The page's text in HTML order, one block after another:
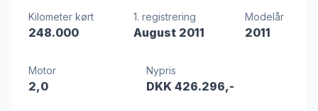
Kilometer kørt
248.000
1. registrering
August 2011
Modelår
2011
Motor
2,0
Nypris
DKK 426.296,-